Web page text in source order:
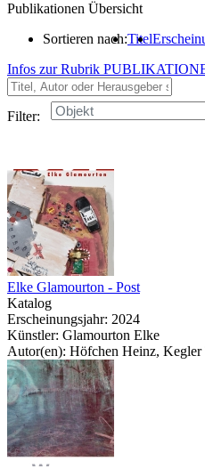
Publikationen Übersicht
Sortieren nach:Titel
Infos zur Rubrik
Filter:
Elke Glamourton - Post
Katalog
Erscheinungsjahr: 2024
Künstler: Glamourton Elke
Autor(en): Höfchen Heinz,